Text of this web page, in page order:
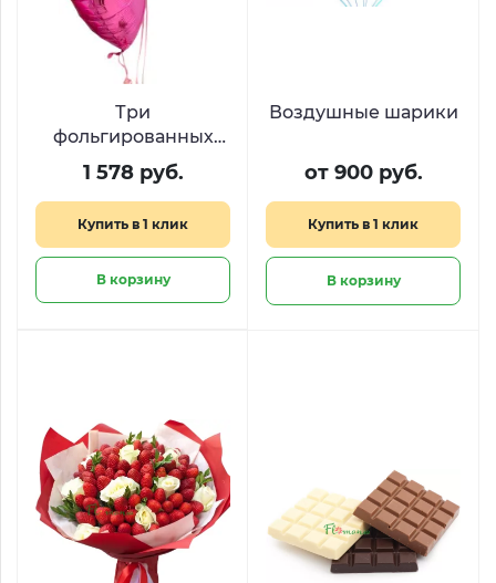
Три
фольгированных
шара в форме
сердца
1 578 руб.
Купить в 1 клик
В корзину
Воздушные шарики
от 900 руб.
Купить в 1 клик
В корзину